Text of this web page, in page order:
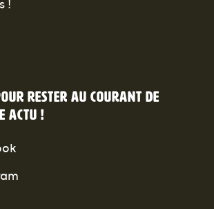
!
rester au courant de
actu !